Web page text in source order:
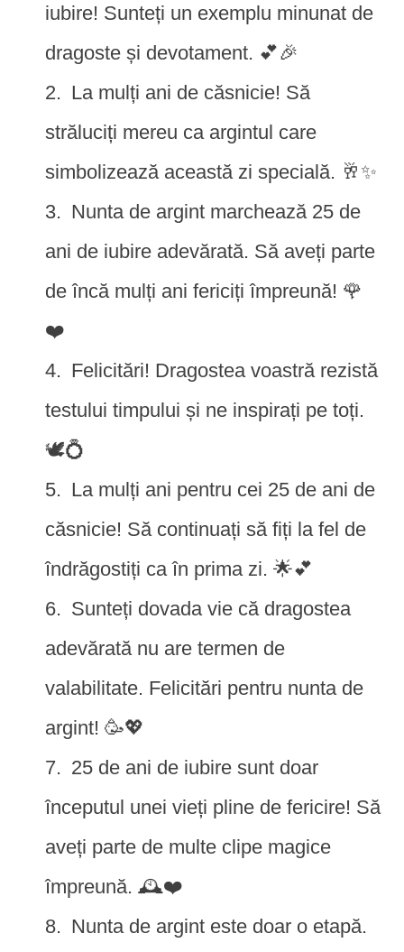
iubire! Sunteți un exemplu minunat de
dragoste și devotament. 💕🎉
La mulți ani de căsnicie! Să
străluciți mereu ca argintul care
simbolizează această zi specială. 🥂✨
Nunta de argint marchează 25 de
ani de iubire adevărată. Să aveți parte
de încă mulți ani fericiți împreună! 🌹
❤️
Felicitări! Dragostea voastră rezistă
testului timpului și ne inspirați pe toți.
🕊️💍
La mulți ani pentru cei 25 de ani de
căsnicie! Să continuați să fiți la fel de
îndrăgostiți ca în prima zi. 🌟💕
Sunteți dovada vie că dragostea
adevărată nu are termen de
valabilitate. Felicitări pentru nunta de
argint! 🥳💖
25 de ani de iubire sunt doar
începutul unei vieți pline de fericire! Să
aveți parte de multe clipe magice
împreună. 🕰️❤️
Nunta de argint este doar o etapă.